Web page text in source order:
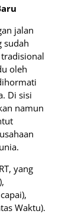
jalan
sudah
oleh
Di sisi
namun
yang
Waktu).